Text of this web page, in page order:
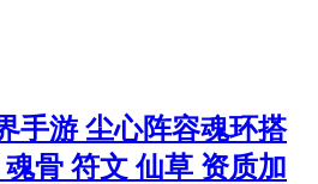
手游 尘心阵容魂环搭
骨 符文 仙草 资质加